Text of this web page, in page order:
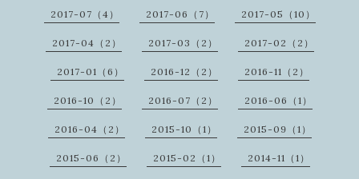
2017-07（4） 2017-06（7） 2017-05（10）
2017-04（2） 2017-03（2） 2017-02（2）
2017-01（6） 2016-12（2） 2016-11（2）
2016-10（2） 2016-07（2） 2016-06（1）
2016-04（2） 2015-10（1） 2015-09（1）
2015-06（2） 2015-02（1） 2014-11（1）